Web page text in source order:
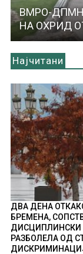
ВМРО-
НА ОХРИД
Најчитани
ДВА ДЕНА
БРЕМЕНА,
ДИСЦИПЛИНСКИ
РАЗБОЛЕЛА ОД